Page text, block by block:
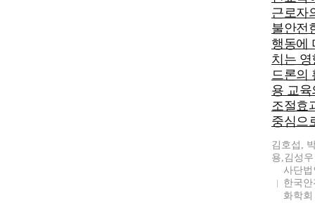
근로자
불안전
행동에
치는 영
드론의
용 교육
조절효
중심으
김호섭,
용,김성우
사단법
한국
화학회